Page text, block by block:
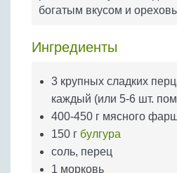
Бобовые
Крупы
богатым вкусом и
Ингредиенты
3 крупных сладких
каждый (или 5-6 шт.
400-450 г мясного
150 г булгура
соль, перец
1 морковь